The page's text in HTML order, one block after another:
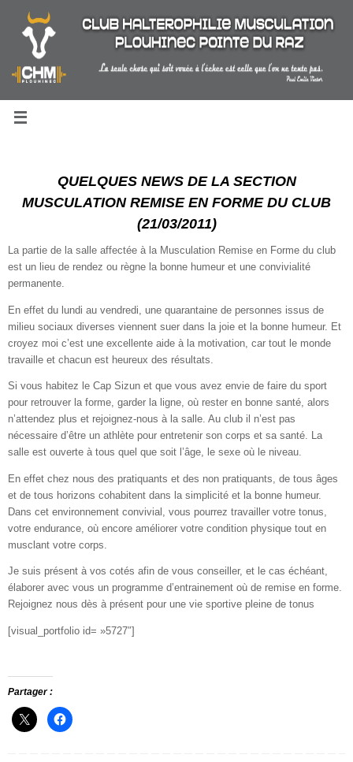
contenu
QUELQUES NEWS DE LA SECTION
MUSCULATION REMISE EN FORME DU CLUB
(21/03/2011)
La partie de la salle affectée à la Musculation Remise en Forme du club
est un lieu de rendez ou règne la bonne humeur et une convivialité
permanente.
En effet du lundi au vendredi, une quarantaine de personnes issus de
milieu sociaux diverses viennent suer dans la joie et la bonne humeur. Et
croyez moi c’est une excellente aide à la motivation, car tout le monde
travaille et chacun est heureux des résultats.
Si vous habitez le Cap Sizun et que vous avez envie de faire du sport
pour retrouver la forme, garder la ligne, où rester en bonne santé, alors
n’attendez plus et rejoignez-nous à la salle. Au club il n’est pas
nécessaire d’être un athlète pour entretenir son corps et sa santé. La
salle est ouverte à tous quel que soit l’âge, le sexe où le niveau.
En effet chez nous des pratiquants et des non pratiquants, de tous âges
et de tous horizons cohabitent dans la simplicité et la bonne humeur.
Dans cet environnement convivial, vous pourrez travailler votre tonus,
votre endurance, où encore améliorer votre condition physique tout en
musclant votre corps.
Je suis présent à vos cotés afin de vous conseiller, et le cas échéant,
élaborer avec vous un programme d’entrainement où de remise en forme.
Rejoignez nous dès à présent pour une vie sportive pleine de tonus
[visual_portfolio id= »5727″]
Partager :